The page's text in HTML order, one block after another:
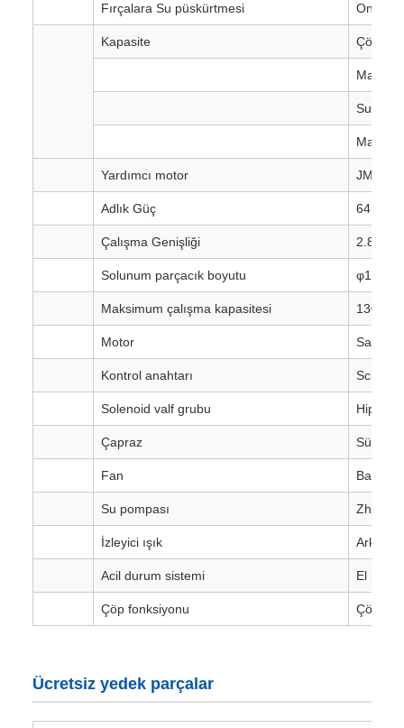
Fırçalara Su püskürtmesi Onunla
Kapasite Çöp
Su
Yardımcı motor JMC
Adlık Güç 64KW
Çalışma Genişliği 2.8m
Solunum parçacık boyutu
Maksimum çalışma kapasitesi
Motor Sanyo.
Kontrol anahtarı
Solenoid valf grubu Hipre
Çapraz Sürekli
Fan
Su pompası
İzleyici ışık Arka
Acil durum sistemi El
Çöp fonksiyonu Çöp
Ücretsiz yedek parçalar